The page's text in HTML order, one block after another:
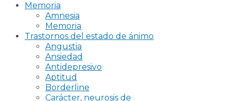
Memoria
Amnesia
Memoria
Trastornos del estado de ánimo
Angustia
Ansiedad
Antidepresivo
Aptitud
Borderline
Carácter, neurosis de